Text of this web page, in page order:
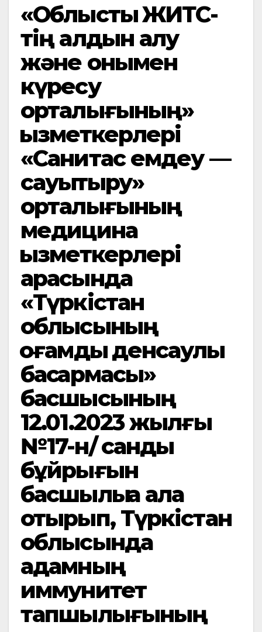
«Облыстық ЖИТС-
тің алдын алу
және онымен
күресу
орталығының»
қызметкерлері
«Санитас емдеу —
сауықтыру»
орталығының
медицина
қызметкерлері
арасында
«Түркістан
облысының
қоғамдық денсаулық
басқармасы»
басшысының
12.01.2023 жылғы
№17-н/қ санды
бұйрығын
басшылыққа ала
отырып, Түркістан
облысында
адамның
иммунитет
тапшылығының